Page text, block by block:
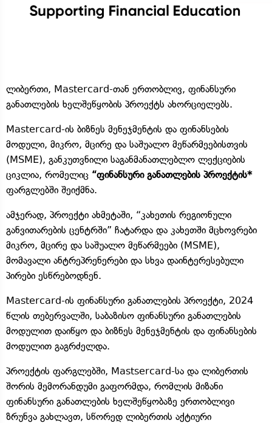
ლიბერთი, Mastercard-თან ერთობლივ, ფინანსური
განათლების ხელშეწყობის პროექტს ახორციელებს.
Mastercard-ის ბიზნეს მენეჯმენტის და ფინანსების
მოდული, მიკრო, მცირე და საშუალო მეწარმეებისთვის
(MSME), განკუთვნილი საგანმანათლებლო ლექციების
ციკლია, რომელიც “ფინანსური განათლების პროექტის*
ფარგლებში შეიქმნა.
ამჯერად, პროექტი ახმეტაში, “კახეთის რეგიონული
განვითარების ცენტრში” ჩატარდა და კახეთში მცხოვრები
მიკრო, მცირე და საშუალო მეწარმეები (MSME),
მომავალი ანტრეპრენერები და სხვა დაინტერესებული
პირები ესწრებოდნენ.
Mastercard-ის ფინანსური განათლების პროექტი, 2024
წლის თებერვალში, საბაზისო ფინანსური განათლების
მოდულით დაიწყო და ბიზნეს მენეჯმენტის და ფინანსების
მოდულით გაგრძელდა.
პროექტის ფარგლებში, Mastsercard-სა და ლიბერთის
შორის მემორანდუმი გაფორმდა, რომლის მიზანი
ფინანსური განათლების ხელშეწყობაზე ერთობლივი
ზრუნვა გახლავთ, სწორედ ლიბერთის აქტიური